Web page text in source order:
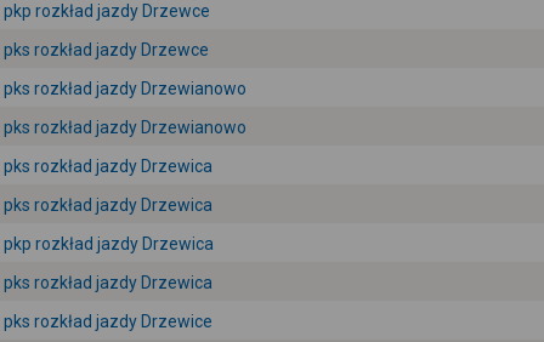
pkp rozkład jazdy Drzewce
pks rozkład jazdy Drzewce
pks rozkład jazdy Drzewianowo
pks rozkład jazdy Drzewianowo
pks rozkład jazdy Drzewica
pks rozkład jazdy Drzewica
pkp rozkład jazdy Drzewica
pks rozkład jazdy Drzewica
pks rozkład jazdy Drzewice